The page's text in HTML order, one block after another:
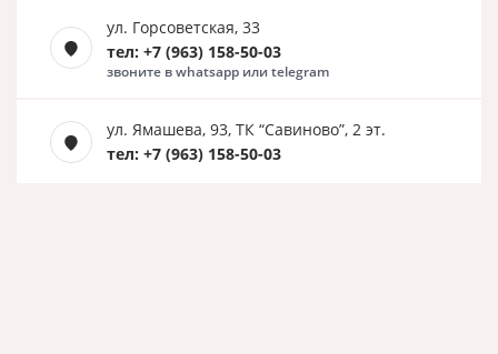
ул. Горсоветская, 33
тел: +7 (963) 158-50-03
звоните в whatsapp или telegram
ул. Ямашева, 93, ТК “Савиново”, 2 эт.
тел: +7 (963) 158-50-03